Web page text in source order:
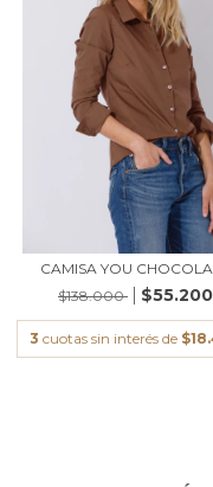
CAMISA YOU
$138.000
$55.200
3 cuotas sin interés de